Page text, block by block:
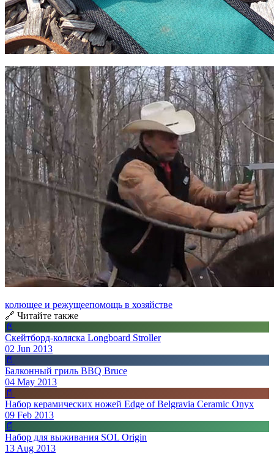
колющее и режущеепомощь в хозяйстве
🔗 Читайте также
📄
Скейтборд-коляска Longboard Stroller
02 Jun 2013
📄
Балконный гриль BBQ Bruce
04 May 2013
📄
Набор керамических ножей Edge of Belgravia Ceramic Onyx
09 Feb 2013
📄
Набор для выживания SOL Origin
13 Aug 2013